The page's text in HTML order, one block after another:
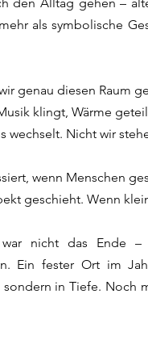
als symbolische
genau diesen Raum
klingt, Wärme
wechselt. Nicht wir
wenn Menschen
geschieht. Wenn
nicht das Ende
Ein fester Ort im
in Tiefe. Noch